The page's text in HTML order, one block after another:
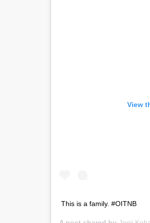
View
This is a family. #OITNB